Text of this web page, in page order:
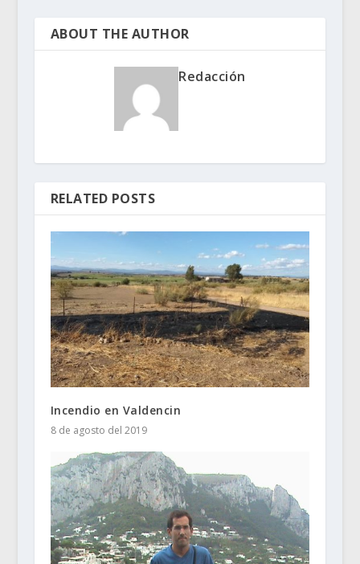
ABOUT THE AUTHOR
Redacción
RELATED POSTS
Incendio en Valdencin
8 de agosto del 2019